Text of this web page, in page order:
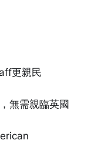
更親民
無需親臨英國